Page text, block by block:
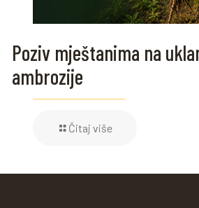
Poziv mještanima na
ambrozije
Čitaj više